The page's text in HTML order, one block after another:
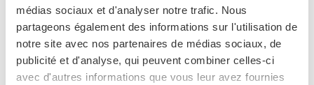
médias sociaux et d'analyser notre trafic. Nous
partageons également des informations sur l'utilisation de
notre site avec nos partenaires de médias sociaux, de
publicité et d'analyse, qui peuvent combiner celles-ci
avec d'autres informations que vous leur avez fournies
Achetez maintenantpour une livraison
entrejeudi 20 août 2026et levendredi 21 août
2026 avecLivraison à Domicile
VOIR TOUTES LES OPTIONS DE LIVRAISON